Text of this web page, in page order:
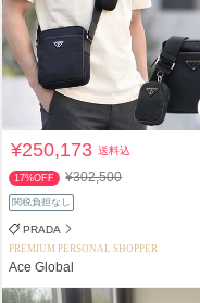
¥250,173送料込
17%OFF ¥302,500
関税負担なし
PRADA
PREMIUM PERSONAL SHOPPER
Ace Global